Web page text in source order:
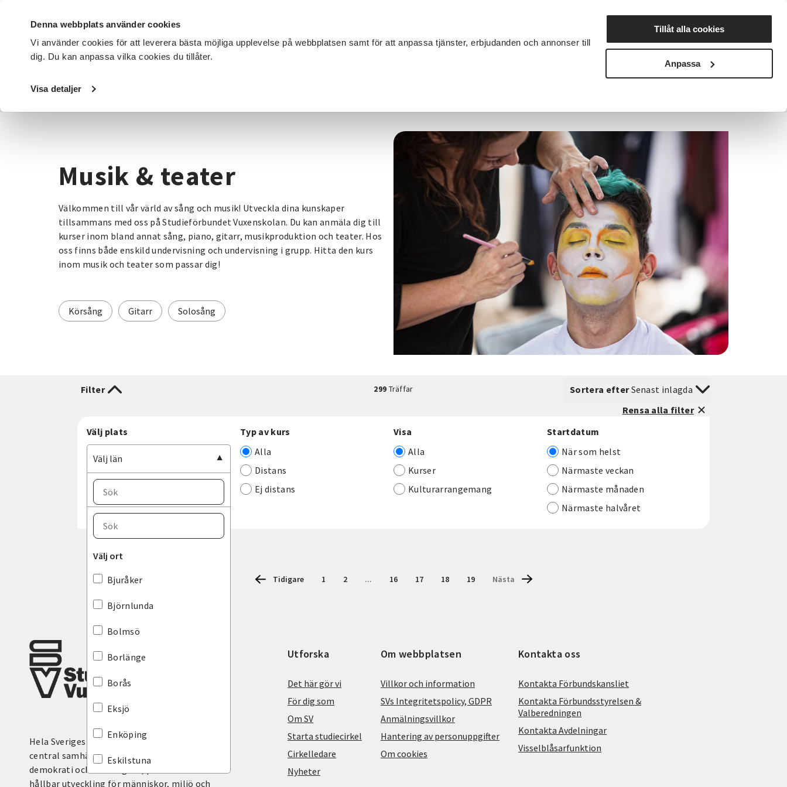
Denna webbplats använder cookies
Vi använder cookies för att leverera bästa möjliga upplevelse på webbplatsen samt för att anpassa tjänster, erbjudanden och annonser till
dig. Du kan anpassa vilka cookies du tillåter.
Visa detaljer
Tillåt alla cookies
Anpassa
DET HÄR GÖR VI FÖR DIG SOM SÖK KURSER OCH EVENEMANG Nyheter Avdelningar
Startsida / Kurser och evenemang
Musik & teater
Välkommen till vår värld av sång och musik! Utveckla dina kunskaper
tillsammans med oss på Studieförbundet Vuxenskolan. Du kan anmäla dig till
kurser inom bland annat sång, piano, gitarr, musikproduktion och teater. Hos
oss finns både enskild undervisning och undervisning i grupp. Hitta den kurs
inom musik och teater som passar dig!
Körsång Gitarr Solosång
Filter 299 Träffar Sortera efterSenast inlagda
Rensa alla filter
Välj plats
Välj län
Välj län
Norrbottens län
Välj ort
Välj ort
Bjuråker
Björnlunda
Bolmsö
Borlänge
Borås
Eksjö
Enköping
Eskilstuna
Typ av kurs
Alla
Distans
Ej distans
Visa
Alla
Kurser
Kulturarrangemang
Startdatum
När som helst
Närmaste veckan
Närmaste månaden
Närmaste halvåret
Tidigare 1 2 ... 16 17 18 19 Nästa
Hela Sveriges studieförbund - Vi är en
central samhällsaktör som bidrar till
demokrati och delaktighet, positiv och
hållbar utveckling för människor, miljö och
Utforska
Det här gör vi
För dig som
Om SV
Starta studiecirkel
Cirkelledare
Nyheter
Om webbplatsen
Villkor och information
SVs Integritetspolicy, GDPR
Anmälningsvillkor
Hantering av personuppgifter
Om cookies
Kontakta oss
Kontakta Förbundskansliet
Kontakta Förbundsstyrelsen &
Valberedningen
Kontakta Avdelningar
Visselblåsarfunktion